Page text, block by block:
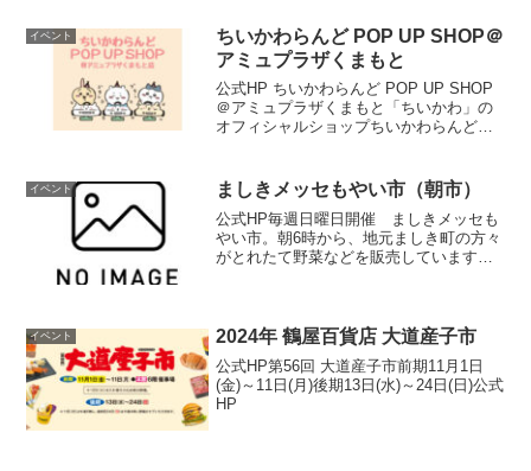
イベント
ちいかわらんど POP UP SHOP＠
アミュプラザくまもと
公式HP ちいかわらんど POP UP SHOP
＠アミュプラザくまもと「ちいかわ」の
オフィシャルショップちいかわらんどが
ご用意！「ちいかわ」の世界観たっぷり
の空間で、シ...
イベント ましきメッセもやい市（朝市）
公式HP毎週日曜日開催 ましきメッセも
やい市。朝6時から、地元ましき町の方々
がとれたて野菜などを販売しています。
～8時（売切れ...
イベント 2024年 鶴屋百貨店 大道産子市
公式HP第56回 大道産子市前期11月1日
(金)～11日(月)後期13日(水)～24日(日)公式
HP